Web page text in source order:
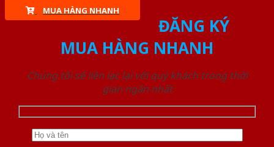
MUA HÀNG NHANH
ĐĂNG KÝ
MUA HÀNG NHANH
Chúng tôi sẽ liên lạc lại với quý khách trong thời
gian ngắn nhất